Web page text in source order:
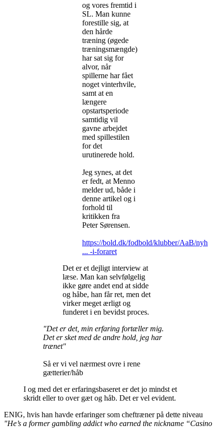
og vores fremtid i
SL. Man kunne
forestille sig, at
den hårde
træning (øgede
træningsmængde)
har sat sig for
alvor, når
spillerne har fået
noget vinterhvile,
samt at en
længere
opstartsperiode
samtidig vil
gavne arbejdet
med spillestilen
for det
urutinerede hold.
Jeg synes, at det
er fedt, at Menno
melder ud, både i
denne artikel og i
forhold til
kritikken fra
Peter Sørensen.
https://bold.dk/fodbold/klubber/AaB/nyh
... -i-foraret
Det er et dejligt interview at
læse. Man kan selvfølgelig
ikke gøre andet end at sidde
og håbe, han får ret, men det
virker meget ærligt og
funderet i en bevidst proces.
"Det er det, min erfaring fortæller mig.
Det er sket med de andre hold, jeg har
trænet"
Så er vi vel nærmest ovre i rene
gætterier/håb
I og med det er erfaringsbaseret er det jo mindst et
skridt eller to over gæt og håb. Det er vel evident.
ENIG, hvis han havde erfaringer som cheftræner på dette niveau
"He’s a former gambling addict who earned the nickname “Casino